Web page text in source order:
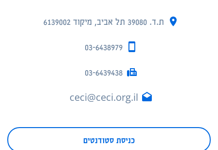
ת.ד. 39080 תל אביב, מיקוד 6139002
03-6438979
03-6439438
ceci@ceci.org.il
כניסת סטודנטים